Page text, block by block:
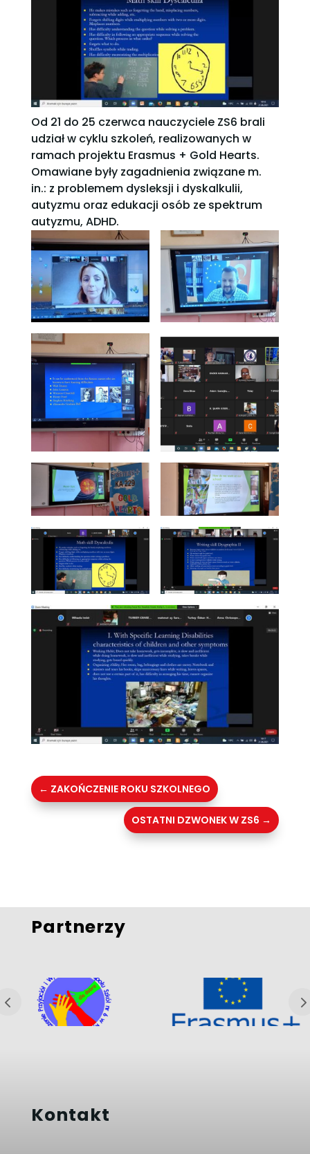
Od 21 do 25 czerwca nauczyciele ZS6 brali
udział w cyklu szkoleń, realizowanych w
ramach projektu Erasmus + Gold Hearts.
Omawiane były zagadnienia związane m.
in.: z problemem dysleksji i dyskalkulii,
autyzmu oraz edukacji osób ze spektrum
autyzmu, ADHD.
← ZAKOŃCZENIE ROKU SZKOLNEGO
OSTATNI DZWONEK W ZS6 →
Partnerzy
Kontakt